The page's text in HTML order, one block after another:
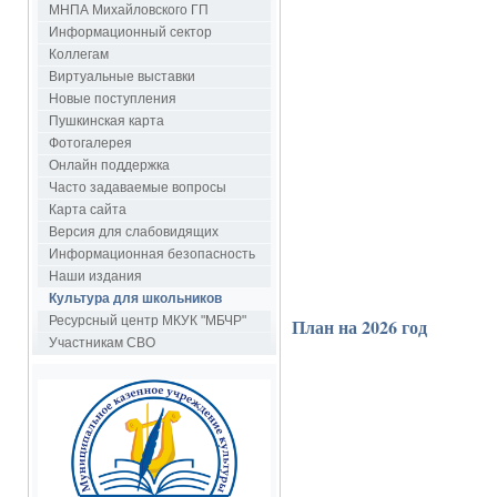
МНПА Михайловского ГП
Информационный сектор
Коллегам
Виртуальные выставки
Новые поступления
Пушкинская карта
Фотогалерея
Онлайн поддержка
Часто задаваемые вопросы
Карта сайта
Версия для слабовидящих
Информационная безопасность
Наши издания
Культура для школьников
Ресурсный центр МКУК "МБЧР"
Участникам СВО
План на 2026 год